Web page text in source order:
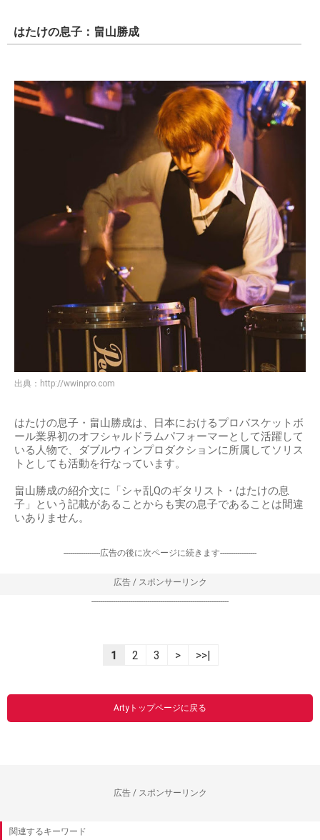
はたけの息子：畠山勝成
出典： http://wwinpro.com
はたけの息子・畠山勝成は、日本におけるプロバスケットボ
ール業界初のオフシャルドラムパフォーマーとして活躍して
いる人物で、ダブルウィンプロダクションに所属してソリス
トとしても活動を行なっています。
畠山勝成の紹介文に「シャ乱Qのギタリスト・はたけの息
子」という記載があることからも実の息子であることは間違
いありません。
-----------------広告の後に次ページに続きます-----------------
広告 / スポンサーリンク
----------------------------------------------------------------
1 2 3 > >>|
Artyトップページに戻る
広告 / スポンサーリンク
関連するキーワード